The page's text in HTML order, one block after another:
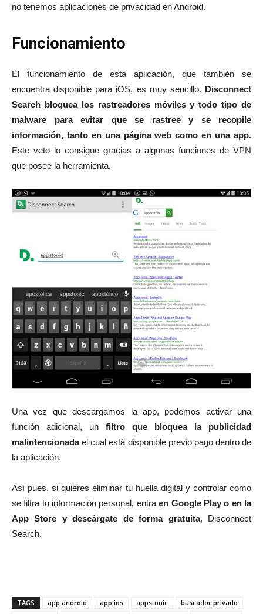
no tenemos aplicaciones de privacidad en Android.
Funcionamiento
El funcionamiento de esta aplicación, que también se
encuentra disponible para iOS, es muy sencillo. Disconnect
Search bloquea los rastreadores móviles y todo tipo de
malware para evitar que se rastree y se recopile
información, tanto en una página web como en una app.
Este veto lo consigue gracias a algunas funciones de VPN
que posee la herramienta.
Una vez que descargamos la app, podemos activar una
función adicional, un filtro que bloquea la publicidad
malintencionadael cual está disponible previo pago dentro de
la aplicación.
Así pues, si quieres eliminar tu huella digital y controlar como
se filtra tu información personal, entraen Google Play o en la
App Store y descárgate de forma gratuita, Disconnect
Search.
TAGS app android app ios appstonic
buscador privado